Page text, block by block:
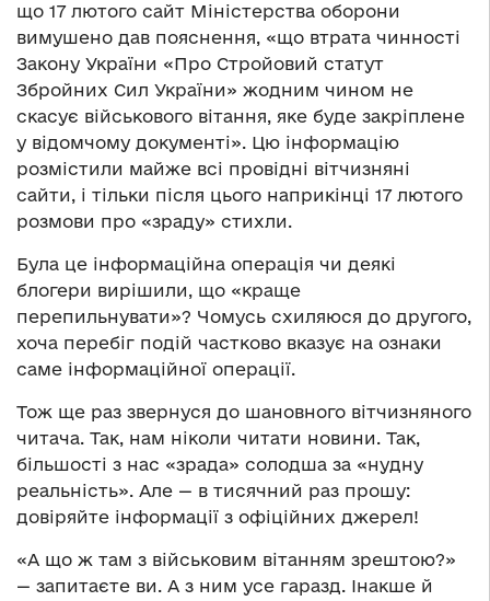
що 17 лютого сайт Міністерства оборони
вимушено дав пояснення, «що втрата чинності
Закону України «Про Стройовий статут
Збройних Сил України» жодним чином не
скасує військового вітання, яке буде закріплене
у відомчому документі». Цю інформацію
розмістили майже всі провідні вітчизняні
сайти, і тільки після цього наприкінці 17 лютого
розмови про «зраду» стихли.
Була це інформаційна операція чи деякі
блогери вирішили, що «краще
перепильнувати»? Чомусь схиляюся до другого,
хоча перебіг подій частково вказує на ознаки
саме інформаційної операції.
Тож ще раз звернуся до шановного вітчизняного
читача. Так, нам ніколи читати новини. Так,
більшості з нас «зрада» солодша за «нудну
реальність». Але — в тисячний раз прошу:
довіряйте інформації з офіційних джерел!
«А що ж там з військовим вітанням зрештою?»
— запитаєте ви. А з ним усе гаразд. Інакше й